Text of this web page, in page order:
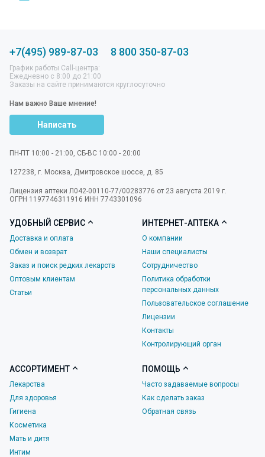
+7(495) 989-87-03 8 800 350-87-03
График работы Call-центра:
Ежедневно с 8:00 до 21:00
Заказы на сайте принимаются круглосуточно
Нам важно Ваше мнение!
Написать
ПН-ПТ 10:00 - 21:00, СБ-ВС 10:00 - 20:00
127238, г. Москва, Дмитровское шоссе, д. 85
Лицензия аптеки Л042-00110-77/00283776 от 23 августа 2019 г.
ОГРН 1197746311916 ИНН 7743301096
УДОБНЫЙ СЕРВИС
Доставка и оплата
Обмен и возврат
Заказ и поиск редких лекарств
Оптовым клиентам
Статьи
ИНТЕРНЕТ-АПТЕКА
О компании
Наши специалисты
Сотрудничество
Политика обработки
персональных данных
Пользовательское соглашение
Лицензии
Контакты
Контролирующий орган
АССОРТИМЕНТ
Лекарства
Для здоровья
Гигиена
Косметика
Мать и дитя
Интим
ПОМОЩЬ
Часто задаваемые вопросы
Как сделать заказ
Обратная связь